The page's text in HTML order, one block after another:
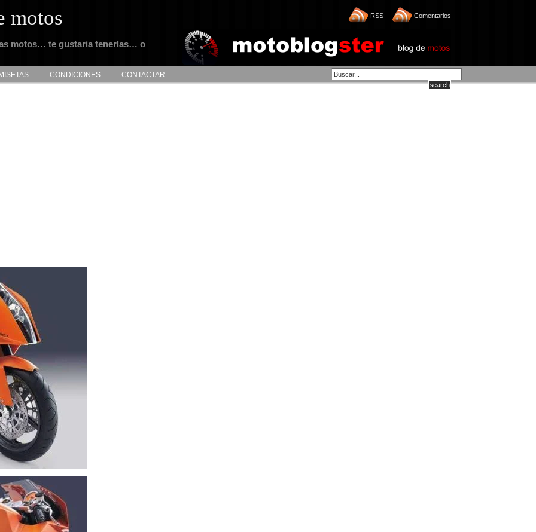
motos
motos… te gustaria tenerlas… o
RSS Comentarios
CONDICIONES CONTACTAR